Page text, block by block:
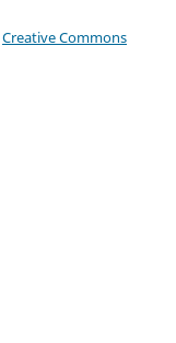
Creative Commons